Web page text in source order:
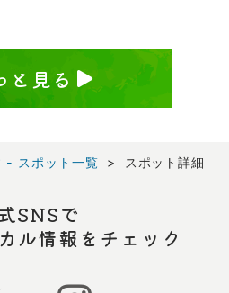
と見る
- スポット一覧 スポット詳細
SNSで
ル情報をチェック